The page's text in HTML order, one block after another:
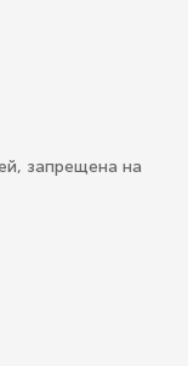
запрещена на